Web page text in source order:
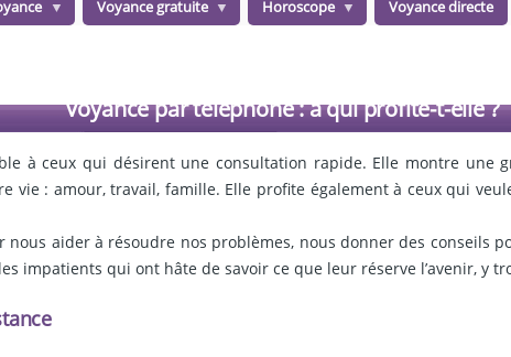
Voyance gratuite Horoscope Voyance directe
Voyance par telephone : à qui profite-t-elle ?
à ceux qui désirent une consultation rapide. Elle montre une
vie : amour, travail, famille. Elle profite également à ceux qui
nous aider à résoudre nos problèmes, nous donner des conseils
impatients qui ont hâte de savoir ce que leur réserve l’avenir, y